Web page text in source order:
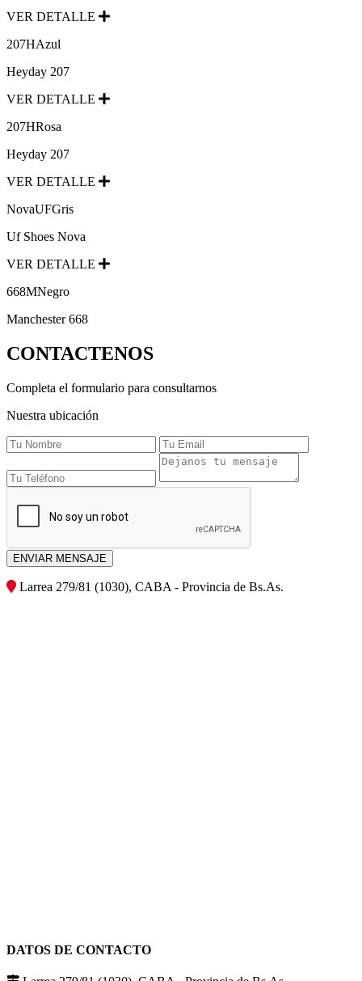
VER DETALLE
207HAzul
Heyday 207
VER DETALLE
207HRosa
Heyday 207
VER DETALLE
NovaUFGris
Uf Shoes Nova
VER DETALLE
668MNegro
Manchester 668
CONTACTENOS
Completa el formulario para consultarnos
Nuestra ubicación
ENVIAR MENSAJE
Larrea 279/81 (1030), CABA - Provincia de Bs.As.
DATOS DE CONTACTO